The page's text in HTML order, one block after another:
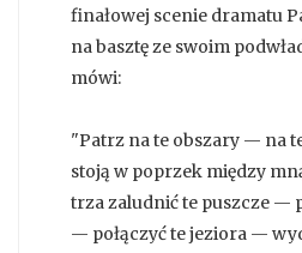
finałowej scenie dramatu
na basztę ze swoim
mówi:
"Patrz na te obszary — na
stoją w poprzek między
trza zaludnić te puszcze —
— połączyć te jeziora —